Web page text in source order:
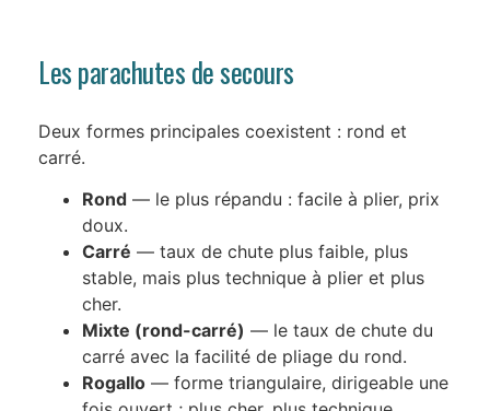
Les parachutes de secours
Deux formes principales coexistent : rond et
carré.
Rond — le plus répandu : facile à plier, prix
doux.
Carré — taux de chute plus faible, plus
stable, mais plus technique à plier et plus
cher.
Mixte (rond-carré) — le taux de chute du
carré avec la facilité de pliage du rond.
Rogallo — forme triangulaire, dirigeable une